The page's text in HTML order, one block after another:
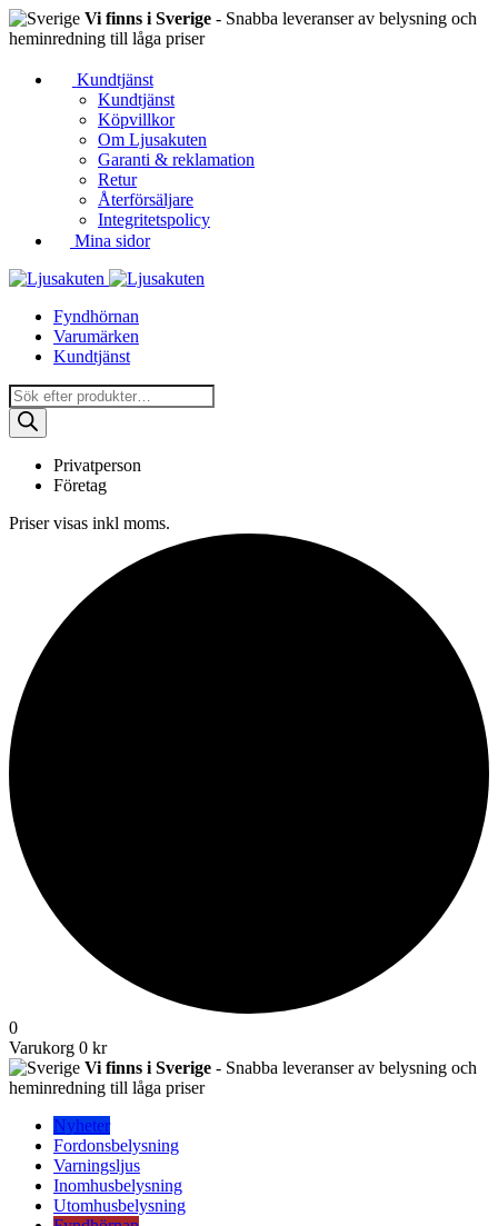
Vi finns i Sverige - Snabba leveranser av belysning och
heminredning till låga priser
Kundtjänst
Kundtjänst
Köpvillkor
Om Ljusakuten
Garanti & reklamation
Retur
Återförsäljare
Integritetspolicy
Mina sidor
Fyndhörnan
Varumärken
Kundtjänst
Produktsökning
Privatperson
Företag
Priser visas inkl moms.
0
Varukorg 0 kr
Vi finns i Sverige - Snabba leveranser av belysning och
heminredning till låga priser
Nyheter
Fordonsbelysning
Varningsljus
Inomhusbelysning
Utomhusbelysning